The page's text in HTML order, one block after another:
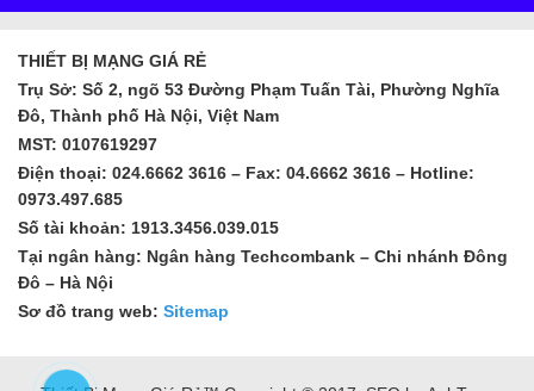
THIẾT BỊ MẠNG GIÁ RẺ
Trụ Sở: Số 2, ngõ 53 Đường Phạm Tuấn Tài, Phường Nghĩa
Đô, Thành phố Hà Nội, Việt Nam
MST: 0107619297
Điện thoại: 024.6662 3616 – Fax: 04.6662 3616 – Hotline:
0973.497.685
Số tài khoản: 1913.3456.039.015
Tại ngân hàng: Ngân hàng Techcombank – Chi nhánh Đông
Đô – Hà Nội
Sơ đồ trang web: Sitemap